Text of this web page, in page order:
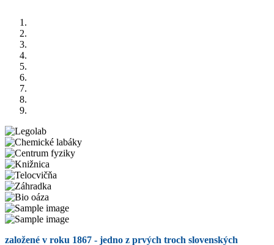
založené v roku 1867 - jedno z prvých troch slovenských